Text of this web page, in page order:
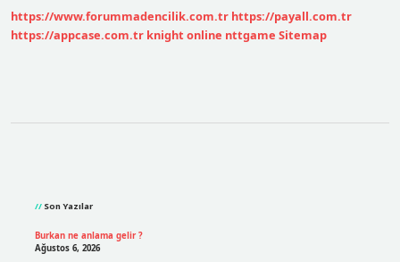
https://www.forummadencilik.com.tr https://payall.com.tr
https://appcase.com.tr knight online nttgame Sitemap
Son Yazılar
Burkan ne anlama gelir ?
Ağustos 6, 2026